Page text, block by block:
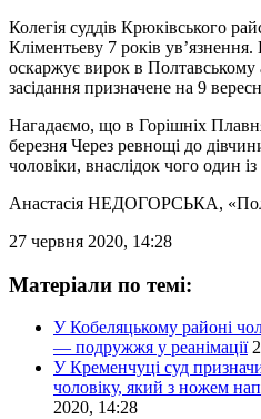
Колегія суддів Крюківського
Кліментьеву 7 років
оскаржує вирок в
засідання призначене на 9
Нагадаємо, що в Горішніх
березня Через ревнощі до
чоловіки, внаслідок чого один
Анастасія НЕДОГОРСЬКА,
27 червня 2020, 14:28
Матеріали по темі:
У Кобеляцькому районі
— подружжя у реанімації
У Кременчуці суд
чоловіку, який з ножем
2020, 14:28